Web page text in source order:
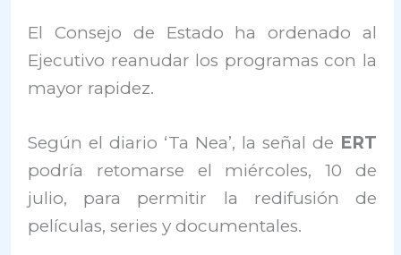
El Consejo de Estado ha ordenado al
Ejecutivo reanudar los programas con la
mayor rapidez.
Según el diario ‘Ta Nea’, la señal de ERT
podría retomarse el miércoles, 10 de
julio, para permitir la redifusión de
películas, series y documentales.